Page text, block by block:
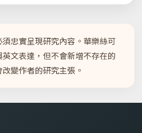
須忠實呈現研究內容。華樂絲可
文表達，但不會新增不存在的
變作者的研究主張。